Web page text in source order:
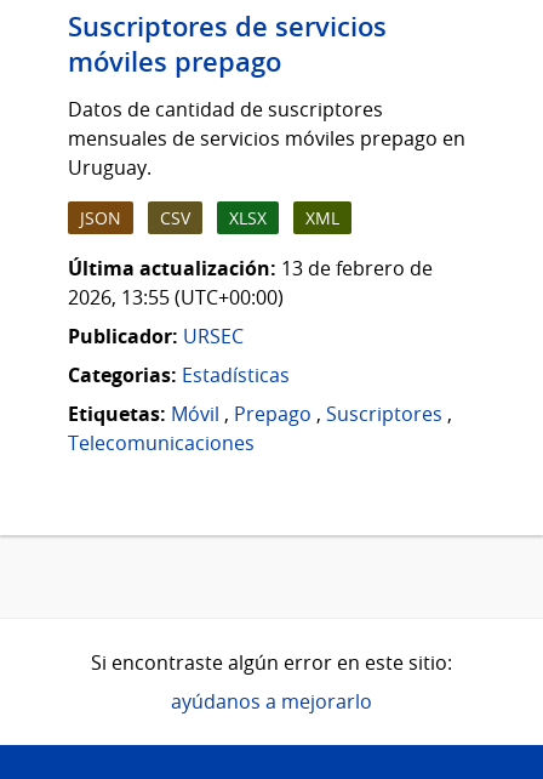
Suscriptores de servicios
móviles prepago
Datos de cantidad de suscriptores
mensuales de servicios móviles prepago en
Uruguay.
JSON CSV XLSX XML
Última actualización: 13 de febrero de
2026, 13:55 (UTC+00:00)
Publicador: URSEC
Categorias: Estadísticas
Etiquetas: Móvil , Prepago , Suscriptores ,
Telecomunicaciones
Si encontraste algún error en este sitio:
ayúdanos a mejorarlo